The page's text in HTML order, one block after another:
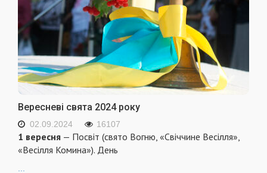
Вересневі свята 2024 року
02.09.2024 16107
1 вересня — Посвіт (свято Вогню, «Свіччине Весілля»,
«Весілля Комина»). День